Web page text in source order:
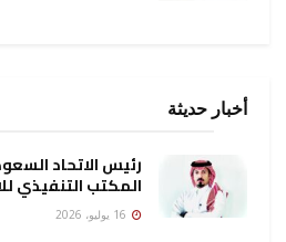
أخبار حديثة
رئيس الاتحاد
المكتب التنفيذي